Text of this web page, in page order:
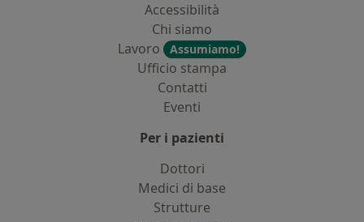
Accessibilità
Chi siamo
Lavoro
Assumiamo!
Ufficio stampa
Contatti
Eventi
Per i pazienti
Dottori
Medici di base
Strutture